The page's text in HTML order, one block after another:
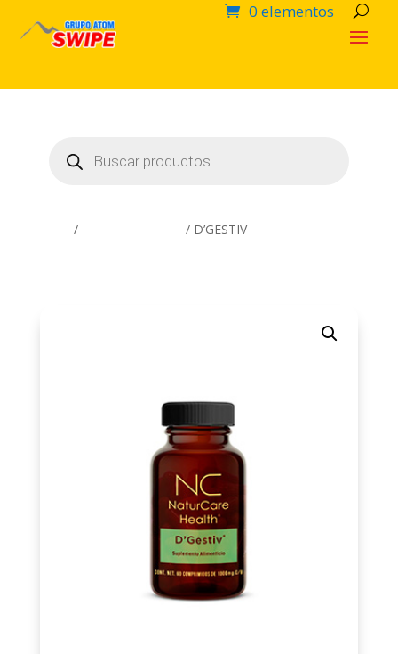
0 elementos
productos
/ / D’GESTIV